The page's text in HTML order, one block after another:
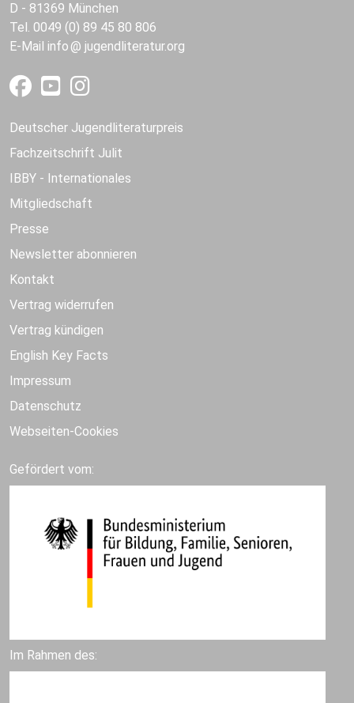
D - 81369 München
Tel. 0049 (0) 89 45 80 806
E-Mail info jugendliteratur.org
Deutscher Jugendliteraturpreis
Fachzeitschrift Julit
IBBY - Internationales
Mitgliedschaft
Presse
Newsletter abonnieren
Kontakt
Vertrag widerrufen
Vertrag kündigen
English Key Facts
Impressum
Datenschutz
Webseiten-Cookies
Gefördert vom:
Im Rahmen des: